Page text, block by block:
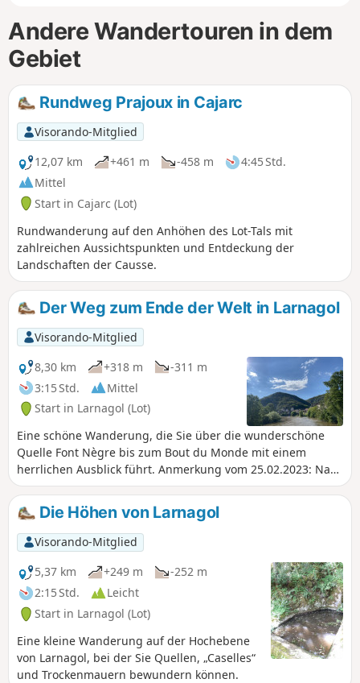
Andere Wandertouren in dem
Gebiet
Rundweg Prajoux in Cajarc
Visorando-Mitglied
12,07 km
+461 m -458 m
4:45 Std.
Mittel
Start in Cajarc (Lot)
Rundwanderung auf den Anhöhen des Lot-Tals mit
zahlreichen Aussichtspunkten und Entdeckung der
Landschaften der Causse.
Der Weg zum Ende der Welt in Larnagol
Visorando-Mitglied
8,30 km
+318 m
-311 m
3:15 Std.
Mittel
Start in Larnagol (Lot)
Eine schöne Wanderung, die Sie über die wunderschöne
Quelle Font Nègre bis zum Bout du Monde mit einem
herrlichen Ausblick führt. Anmerkung vom 25.02.2023: Nach
der Veräußerung des Gemeindewegs, der links um das
Gehöft Castanet herumführte, wurde ein neuer
Gemeindeweg angelegt. Er führt rechts um das Gehöft
herum und ist nun korrekt ausgeschildert. Die
Beschreibung wurde entsprechend geändert.
Die Höhen von Larnagol
Visorando-Mitglied
5,37 km
+249 m
-252 m
2:15 Std.
Leicht
Start in Larnagol (Lot)
Eine kleine Wanderung auf der Hochebene
von Larnagol, bei der Sie Quellen, „Caselles“
und Trockenmauern bewundern können.